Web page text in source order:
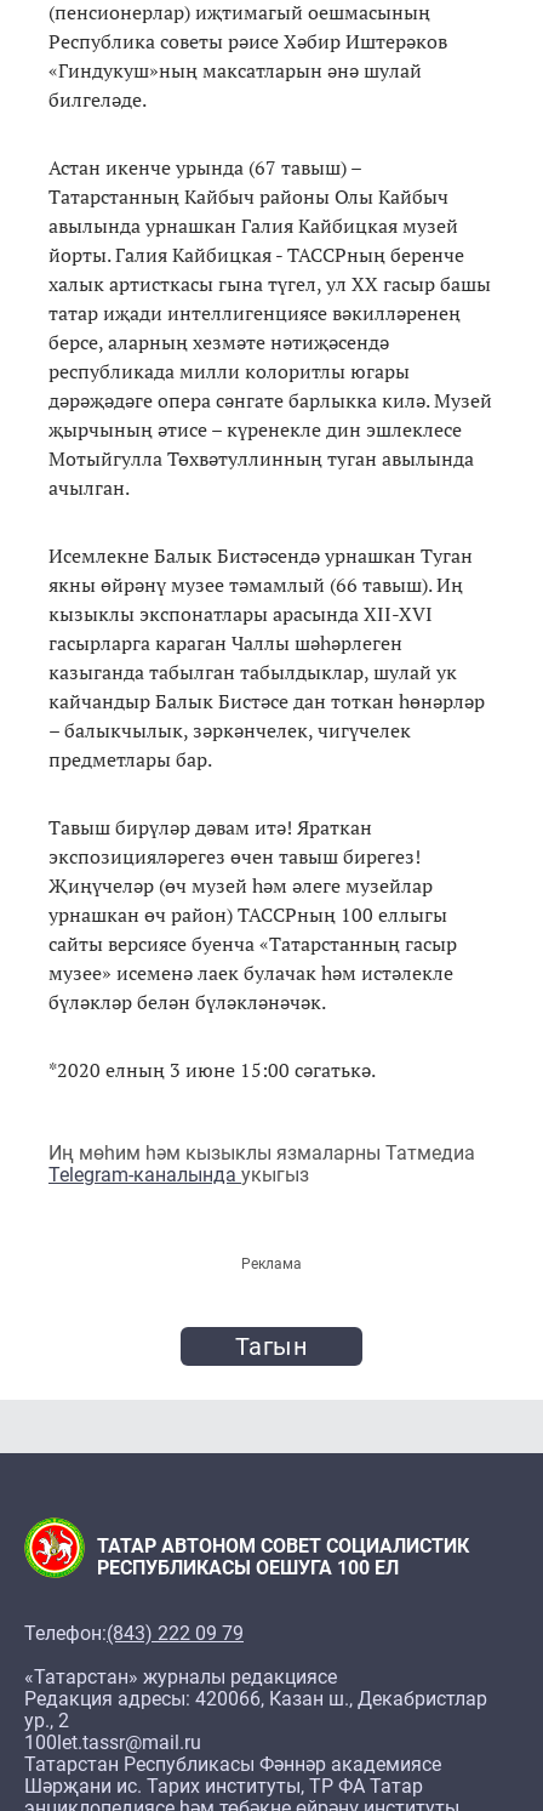
(пенсионерлар) иҗтимагый оешмасының
Республика советы рәисе Хәбир Иштерәков
«Гиндукуш»ның максатларын әнә шулай
билгеләде.
Астан икенче урында (67 тавыш) –
Татарстанның Кайбыч районы Олы Кайбыч
авылында урнашкан Галия Кайбицкая музей
йорты. Галия Кайбицкая - ТАССРның беренче
халык артисткасы гына түгел, ул ХХ гасыр башы
татар иҗади интеллигенциясе вәкилләренең
берсе, аларның хезмәте нәтиҗәсендә
республикада милли колоритлы югары
дәрәҗәдәге опера сәнгате барлыкка килә. Музей
җырчының әтисе – күренекле дин эшлеклесе
Мотыйгулла Төхвәтуллинның туган авылында
ачылган.
Исемлекне Балык Бистәсендә урнашкан Туган
якны өйрәнү музее тәмамлый (66 тавыш). Иң
кызыклы экспонатлары арасында XII-XVI
гасырларга караган Чаллы шәһәрлеген
казыганда табылган табылдыклар, шулай ук
кайчандыр Балык Бистәсе дан тоткан һөнәрләр
– балыкчылык, зәркәнчелек, чигүчелек
предметлары бар.
Тавыш бирүләр дәвам итә! Яраткан
экспозицияләрегез өчен тавыш бирегез!
Җиңүчеләр (өч музей һәм әлеге музейлар
урнашкан өч район) ТАССРның 100 еллыгы
сайты версиясе буенча «Татарстанның гасыр
музее» исеменә лаек булачак һәм истәлекле
бүләкләр белән бүләкләнәчәк.
*2020 елның 3 июне 15:00 сәгатькә.
Иң мөһим һәм кызыклы язмаларны Татмедиа
Telegram-каналында укыгыз
Реклама
Тагын
ТАТАР АВТОНОМ СОВЕТ СОЦИАЛИСТИК
РЕСПУБЛИКАСЫ ОЕШУГА 100 ЕЛ
Телефон:(843) 222 09 79
«Татарстан» журналы редакциясе
Редакция адресы: 420066, Казан ш., Декабристлар
ур., 2
100let.tassr@mail.ru
Татарстан Республикасы Фәннәр академиясе
Шәрҗани ис. Тарих институты, ТР ФА Татар